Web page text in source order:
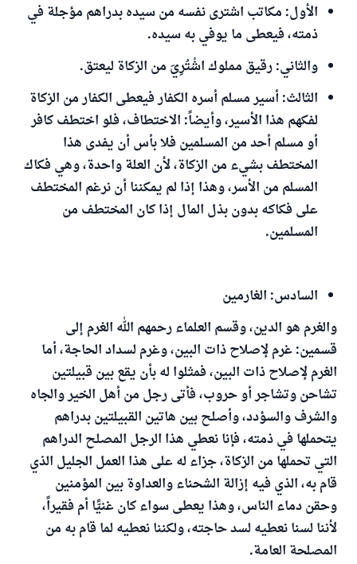
الأول: مكاتب اشترى نفسه من سيده بدراهم مؤجلة في
ذمته، فيعطى ما يوفي به سيده.
والثاني: رقيق مملوك اشْتُرِيَ من الزكاة ليعتق.
الثالث: أسير مسلم أسره الكفار فيعطى الكفار من الزكاة
لفكهم هذا الأسير، وأيضاً: الاختطاف، فلو اختطف كافر
أو مسلم أحد من المسلمين فلا بأس أن يفدى هذا
المختطف بشيء من الزكاة، لأن العلة واحدة، وهي فكاك
المسلم من الأسر، وهذا إذا لم يمكننا أن نرغم المختطف
على فكاكه بدون بذل المال إذا كان المختطف من
المسلمين.
السادس: الغارمين
والغرم هو الدين، وقسم العلماء رحمهم الله الغرم إلى
قسمين: غرم لإصلاح ذات البين، وغرم لسداد الحاجة، أما
الغرم لإصلاح ذات البين، فمثلوا له بأن يقع بين قبيلتين
تشاحن وتشاجر أو حروب، فأتى رجل من أهل الخير والجاه
والشرف والسؤدد، وأصلح بين هاتين القبيلتين بدراهم
يتحملها في ذمته، فإنا نعطي هذا الرجل المصلح الدراهم
التي تحملها من الزكاة، جزاء له على هذا العمل الجليل الذي
قام به، الذي فيه إزالة الشحناء والعداوة بين المؤمنين
وحقن دماء الناس، وهذا يعطى سواء كان غنيًّا أم فقيراً،
لأننا لسنا نعطيه لسد حاجته، ولكننا نعطيه لما قام به من
المصلحة العامة.